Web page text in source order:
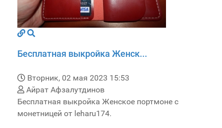
Бесплатная выкройка Женск...
Вторник, 02 мая 2023 15:53
Айрат Афзалутдинов
Бесплатная выкройка Женское портмоне с
монетницей от leharu174.